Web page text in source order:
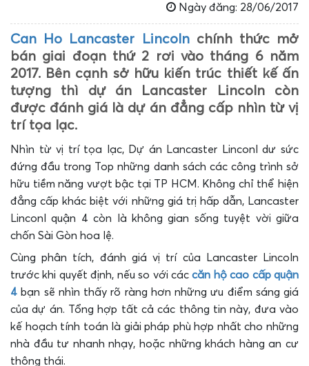
Ngày đăng: 28/06/2017
Can Ho Lancaster Lincolnchính thức mở
bán giai đoạn thứ 2 rơi vào tháng 6 năm
2017. Bên cạnh sở hữu kiến trúc thiết kế ấn
tượng thì dự án Lancaster Lincoln còn
được đánh giá là dự án đẳng cấp nhìn từ vị
trí tọa lạc.
Nhìn từ vị trí tọa lạc, Dự án Lancaster Linconl dư sức
đứng đầu trong Top những danh sách các công trình sở
hữu tiềm năng vượt bậc tại TP HCM. Không chỉ thể hiện
đẳng cấp khác biệt với những giá trị hấp dẫn, Lancaster
Linconl quận 4 còn là không gian sống tuyệt vời giữa
chốn Sài Gòn hoa lệ.
Cùng phân tích, đánh giá vị trí của Lancaster Lincoln
trước khi quyết định, nếu so với cáccăn hộ cao cấp quận
4 bạn sẽ nhìn thấy rõ ràng hơn những ưu điểm sáng giá
của dự án. Tổng hợp tất cả các thông tin này, đưa vào
kế hoạch tính toán là giải pháp phù hợp nhất cho những
nhà đầu tư nhanh nhạy, hoặc những khách hàng an cư
thông thái.